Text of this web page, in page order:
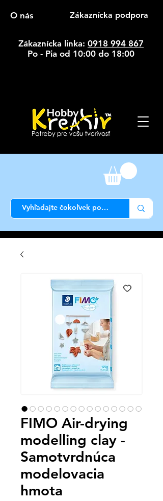
O nás Zákaznícka podpora
Zákaznícka linka: 0918 994 867
Po - Pia od 10:00 do 18:00
FIMO Air-drying
modelling clay -
Samotvrdnúca
modelovacia
hmota